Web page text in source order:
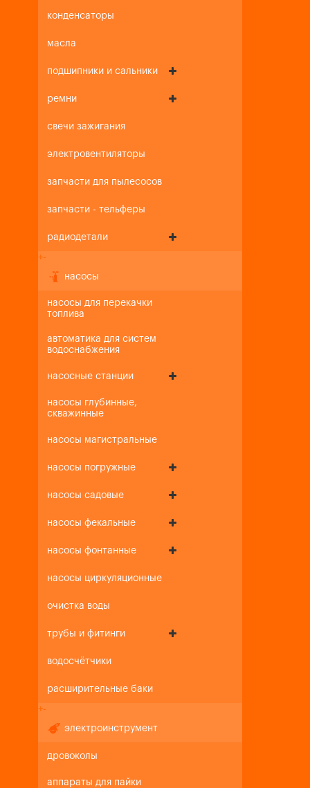
конденсаторы
масла
подшипники и сальники
ремни
свечи зажигания
электровентиляторы
запчасти для пылесосов
запчасти - тельферы
радиодетали
+-
насосы
насосы для перекачки
топлива
автоматика для систем
водоснабжения
насосные станции
насосы глубинные,
скважинные
насосы магистральные
насосы погружные
насосы садовые
насосы фекальные
насосы фонтанные
насосы циркуляционные
очистка воды
трубы и фитинги
водосчётчики
расширительные баки
+-
электроинструмент
дровоколы
аппараты для пайки